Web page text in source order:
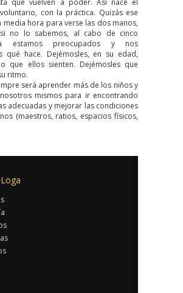
con la práctica. Quizás ese
media hora para verse las dos manos,
no lo sabemos, al cabo de cinco
estamos preocupados y nos
qué hace. Dejémosles, en su edad,
que ellos sienten. Dejémosles que
ritmo.
será aprender más de los niños y
mismos para ir encontrando
adecuadas y mejorar las condiciones
(maestros, ratios, espacios físicos,